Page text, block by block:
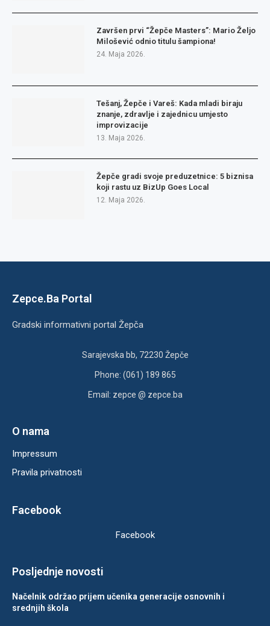
Završen prvi “Žepče Masters”: Mario Željo
Milošević odnio titulu šampiona!
24. Maja 2026.
Tešanj, Žepče i Vareš: Kada mladi biraju
znanje, zdravlje i zajednicu umjesto
improvizacije
13. Maja 2026.
Žepče gradi svoje preduzetnice: 5 biznisa
koji rastu uz BizUp Goes Local
12. Maja 2026.
Zepce.Ba Portal
Gradski informativni portal Žepča
Sarajevska bb, 72230 Žepče
Phone: (061) 189 865
Email: zepce @ zepce.ba
O nama
Impressum
Pravila privatnosti
Facebook
Facebook
Posljednje novosti
Načelnik održao prijem učenika generacije osnovnih i
srednjih škola